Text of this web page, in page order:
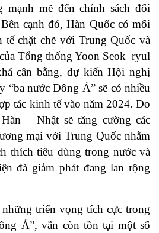
mạnh mẽ đến chính sách đối
cạnh đó, Hàn Quốc có mối
tế chặt chẽ với Trung Quốc và
Tổng thống Yoon Seok–ryul
cân bằng, dự kiến Hội nghị
“ba nước Đông Á” sẽ có nhiều
tác kinh tế vào năm 2024. Do
– Nhật sẽ tăng cường các
mại với Trung Quốc nhằm
thích tiêu dùng trong nước và
đà giảm phát đang lan rộng
triển vọng tích cực trong
Á”, vẫn còn tồn tại một số